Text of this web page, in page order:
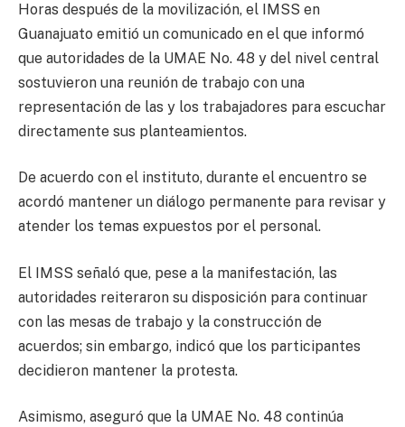
Horas después de la movilización, el IMSS en
Guanajuato emitió un comunicado en el que informó
que autoridades de la UMAE No. 48 y del nivel central
sostuvieron una reunión de trabajo con una
representación de las y los trabajadores para escuchar
directamente sus planteamientos.
De acuerdo con el instituto, durante el encuentro se
acordó mantener un diálogo permanente para revisar y
atender los temas expuestos por el personal.
El IMSS señaló que, pese a la manifestación, las
autoridades reiteraron su disposición para continuar
con las mesas de trabajo y la construcción de
acuerdos; sin embargo, indicó que los participantes
decidieron mantener la protesta.
Asimismo, aseguró que la UMAE No. 48 continúa